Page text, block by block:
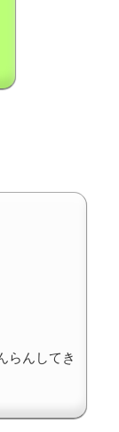
らんしてき